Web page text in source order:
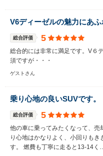
V6ディーゼルの魅力にあふ
総合評価 5
総合的には非常に満足です。V６
須ですが・・・
ゲストさん
乗り心地の良いSUVです。
総合評価 5
他の車に乗ってみたくなって、
り心地はかなりよく、小回りも
す。 燃費も丁寧に走ると13-14く